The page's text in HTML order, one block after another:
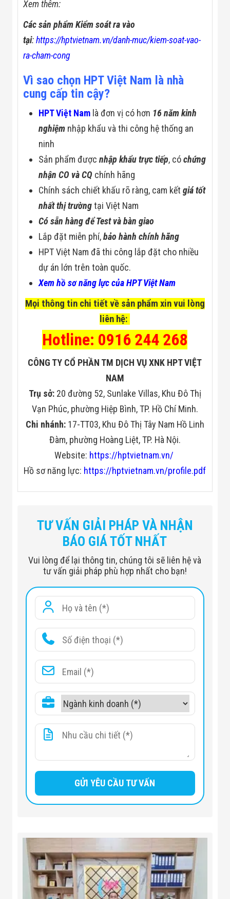
Xem thêm:
Các sản phẩm Kiểm soát ra vào
tại:https://hptvietnam.vn/danh-muc/kiem-soat-vao-
ra-cham-cong
Vì sao chọn HPT Việt Nam là nhà
cung cấp tin cậy?
HPT Việt Nam là đơn vị có hơn 16 năm kinh
nghiệm nhập khẩu và thi công hệ thống an
ninh
Sản phẩm đượcnhập khẩu trực tiếp, cóchứng
nhận CO và CQ chính hãng
Chính sách chiết khấu rõ ràng, cam kếtgiá tốt
nhất thị trườngtại Việt Nam
Có sẵn hàng để Test và bàn giao
Lắp đặt miễn phí,bảo hành chính hãng
HPT Việt Nam đã thi công lắp đặt cho nhiều
dự án lớn trên toàn quốc.
Xem hồ sơ năng lực của HPT Việt Nam
Mọi thông tin chi tiết về sản phẩm xin vui lòng
liên hệ:
Hotline: 0916 244 268
CÔNG TY CỔ PHẦN TM DỊCH VỤ XNK HPT VIỆT
NAM
Trụ sở: 20 đường 52, Sunlake Villas, Khu Đô Thị
Vạn Phúc, phường Hiệp Bình, TP. Hồ Chí Minh.
Chi nhánh:17-TT03, Khu Đô Thị Tây Nam Hồ Linh
Đàm, phường Hoàng Liệt, TP. Hà Nội.
Website: https://hptvietnam.vn/
Hồ sơ năng lực: https://hptvietnam.vn/profile.pdf
Độ dày
300 mm
Chiều rộng lối đi
550-600 mm
Chiều cao cánh kính
900-1800 mm
Chất liệu
- Mặt trước: Poly
carbonate & sơn thép
- Bên: Thép sơn
Hành lý
40-60 phút
Màn hình
LED
AC 220/240V 50/60 HZ/
TƯ VẤN GIẢI PHÁP VÀ NHẬN
BÁO GIÁ TỐT NHẤT
Vui lòng để lại thông tin, chúng tôi sẽ liên hệ và
tư vấn giải pháp phù hợp nhất cho bạn!